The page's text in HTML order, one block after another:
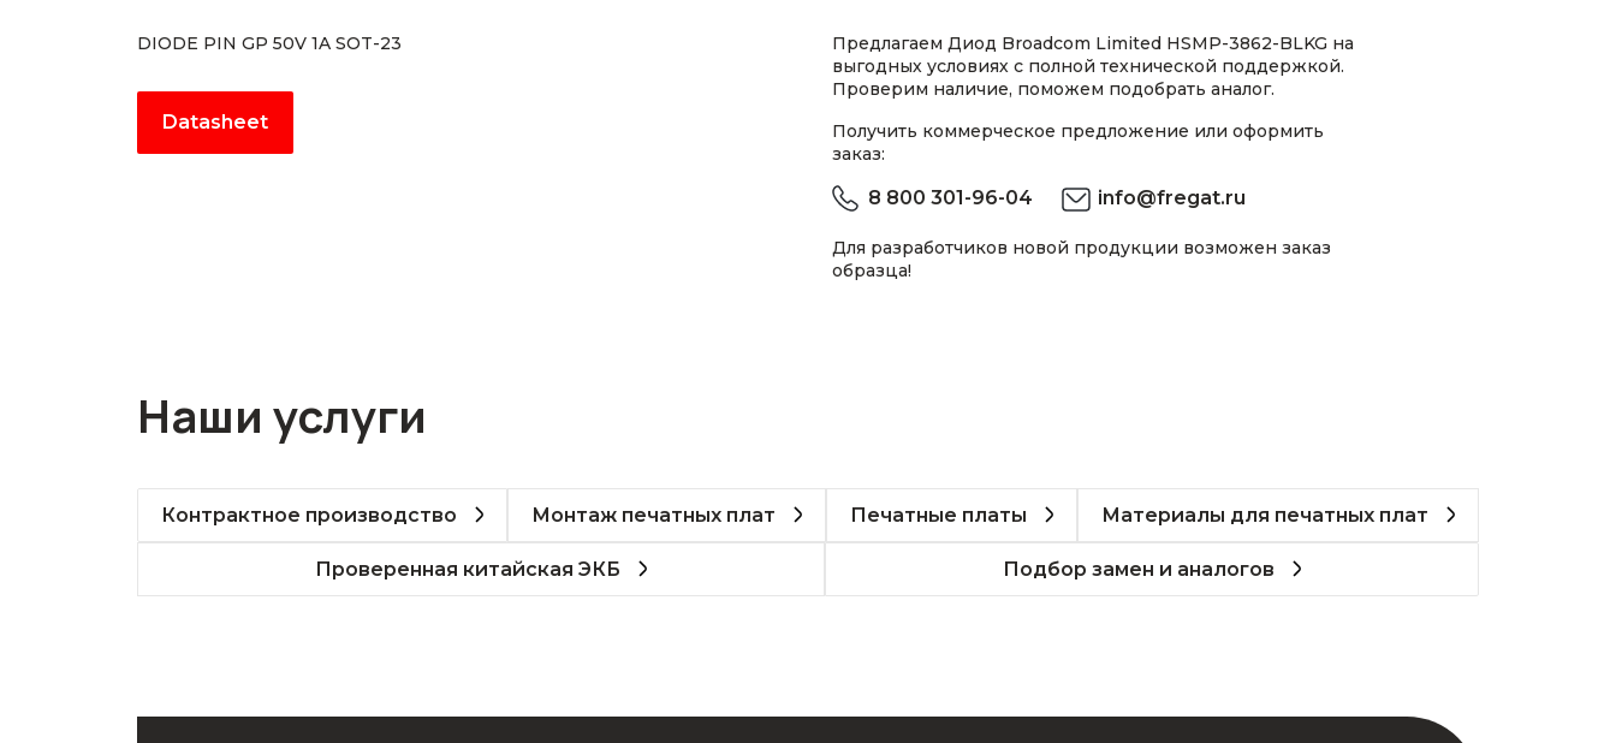
DIODE PIN GP 50V 1A SOT-23
Datasheet
Предлагаем Диод Broadcom Limited HSMP-3862-BLKG на
выгодных условиях с полной технической поддержкой.
Проверим наличие, поможем подобрать аналог.
Получить коммерческое предложение или оформить
заказ:
8 800 301-96-04 info@fregat.ru
Для разработчиков новой продукции возможен заказ
образца!
Наши услуги
Контрактное производство Монтаж печатных плат Печатные платы Материалы для печатных плат
Проверенная китайская ЭКБ Подбор замен и аналогов